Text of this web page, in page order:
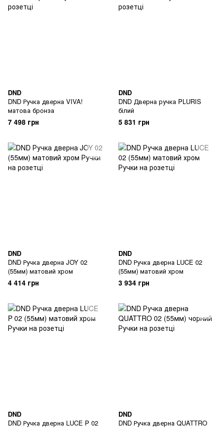
DND
DND Ручка дверна VIVA!
матова бронза
7 498 грн
DND
DND Дверна ручка PLURIS
білий
5 831 грн
DND
DND Ручка дверна JOY 02
(55мм) матовий хром
4 414 грн
DND
DND Ручка дверна LUCE 02
(55мм) матовий хром
3 934 грн
DND
DND Ручка дверна LUCE P 02
DND
DND Ручка дверна QUATTRO